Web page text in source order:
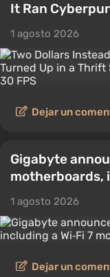
It Ran
1 agosto 2026
Dejar un
Gigabyte
motherboards,
1 agosto 2026
Dejar un